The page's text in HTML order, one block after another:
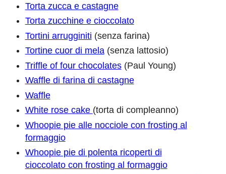
Torta zucca e castagne
Torta zucchine e cioccolato
Tortini arrugginiti (senza farina)
Tortine cuor di mela(senza lattosio)
Triffle of four chocolates(Paul Young)
Waffle di farina di castagne
Waffle
White rose cake (torta di compleanno)
Whoopie pie alle nocciole con frosting al
formaggio
Whoopie pie di polenta ricoperti di
cioccolato con frosting al formaggio